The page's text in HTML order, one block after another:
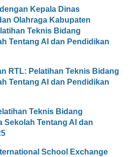
Kepala Dinas
Olahraga Kabupaten
Teknis Bidang
Tentang AI dan Pendidikan
RTL: Pelatihan Teknis Bidang
Tentang AI dan Pendidikan
Teknis Bidang
Sekolah Tentang AI dan
School Exchange